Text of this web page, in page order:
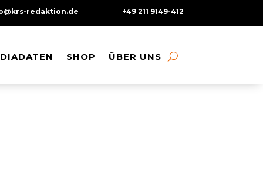
redaktion.de +49 211 9149-412
SHOP ÜBER UNS
SHOP ÜBER UNS